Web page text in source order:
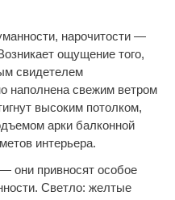
нарочитости —
ощущение того,
свидетелем
наполнена свежим ветром
высоким потолком,
арки балконной
интерьера.
они привносят особое
Светло: желтые